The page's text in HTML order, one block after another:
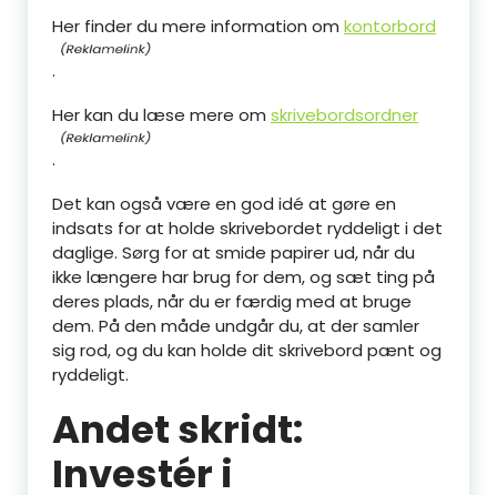
Her finder du mere information om kontorbord
.
Her kan du læse mere om skrivebordsordner
.
Det kan også være en god idé at gøre en
indsats for at holde skrivebordet ryddeligt i det
daglige. Sørg for at smide papirer ud, når du
ikke længere har brug for dem, og sæt ting på
deres plads, når du er færdig med at bruge
dem. På den måde undgår du, at der samler
sig rod, og du kan holde dit skrivebord pænt og
ryddeligt.
Andet skridt:
Investér i